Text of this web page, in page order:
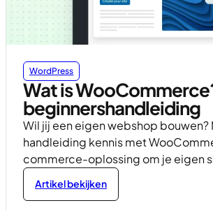
WordPress
Wat is
beginnershandleiding
Wil jij een eigen webshop bouwen?
handleiding kennis met
commerce-oplossing om je eigen
Artikel bekijken